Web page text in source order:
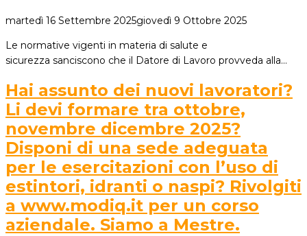
martedì 16 Settembre 2025giovedì 9 Ottobre 2025
Le normative vigenti in materia di salute e
sicurezza sanciscono che il Datore di Lavoro provveda alla…
Hai assunto dei nuovi lavoratori?
Li devi formare tra ottobre,
novembre dicembre 2025?
Disponi di una sede adeguata
per le esercitazioni con l’uso di
estintori, idranti o naspi? Rivolgiti
a www.modiq.it per un corso
aziendale. Siamo a Mestre.